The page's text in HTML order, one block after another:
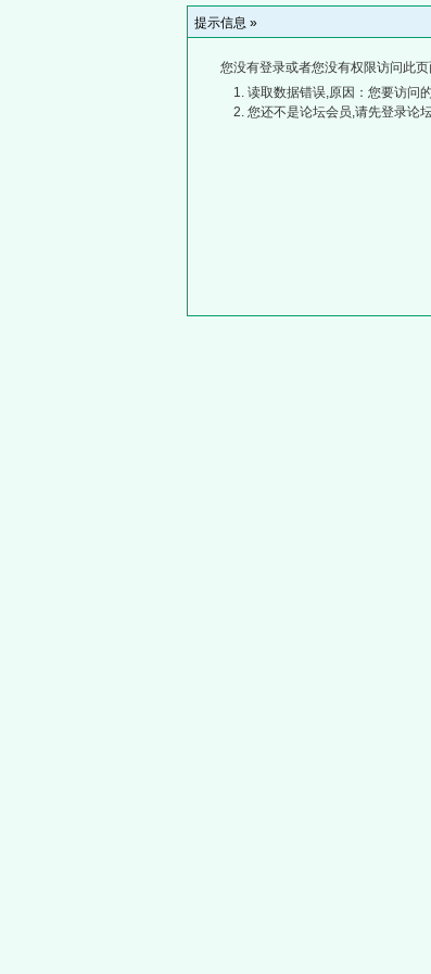
提示信息 »
您没有登录或者您没有权限访问此
读取数据错误,原因：您要访问
您还不是论坛会员,请先登录论